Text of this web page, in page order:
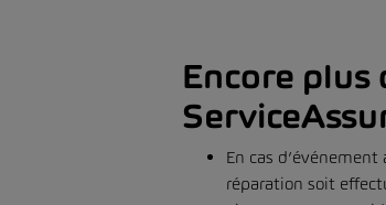
Encore plus
En cas
réparation soit